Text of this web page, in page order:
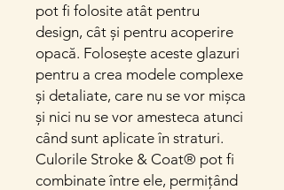
pot fi folosite atât pentru
design, cât și pentru acoperire
opacă. Folosește aceste glazuri
pentru a crea modele complexe
și detaliate, care nu se vor mișca
și nici nu se vor amesteca atunci
când sunt aplicate în straturi.
Culorile Stroke & Coat® pot fi
combinate între ele, permițând